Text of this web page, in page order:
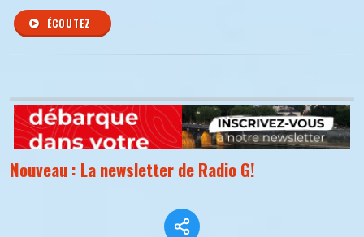
ÉCOUTEZ
Nouveau : La newsletter de Radio G!